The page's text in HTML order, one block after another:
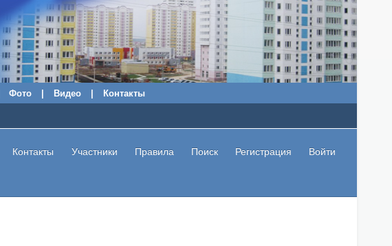
Фото Видео Контакты
Контакты Участники Правила Поиск Регистрация Войти